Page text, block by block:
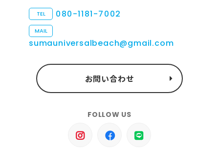
TEL 080-1181-7002
MAIL
sumauniversalbeach@gmail.com
お問い合わせ
FOLLOW US